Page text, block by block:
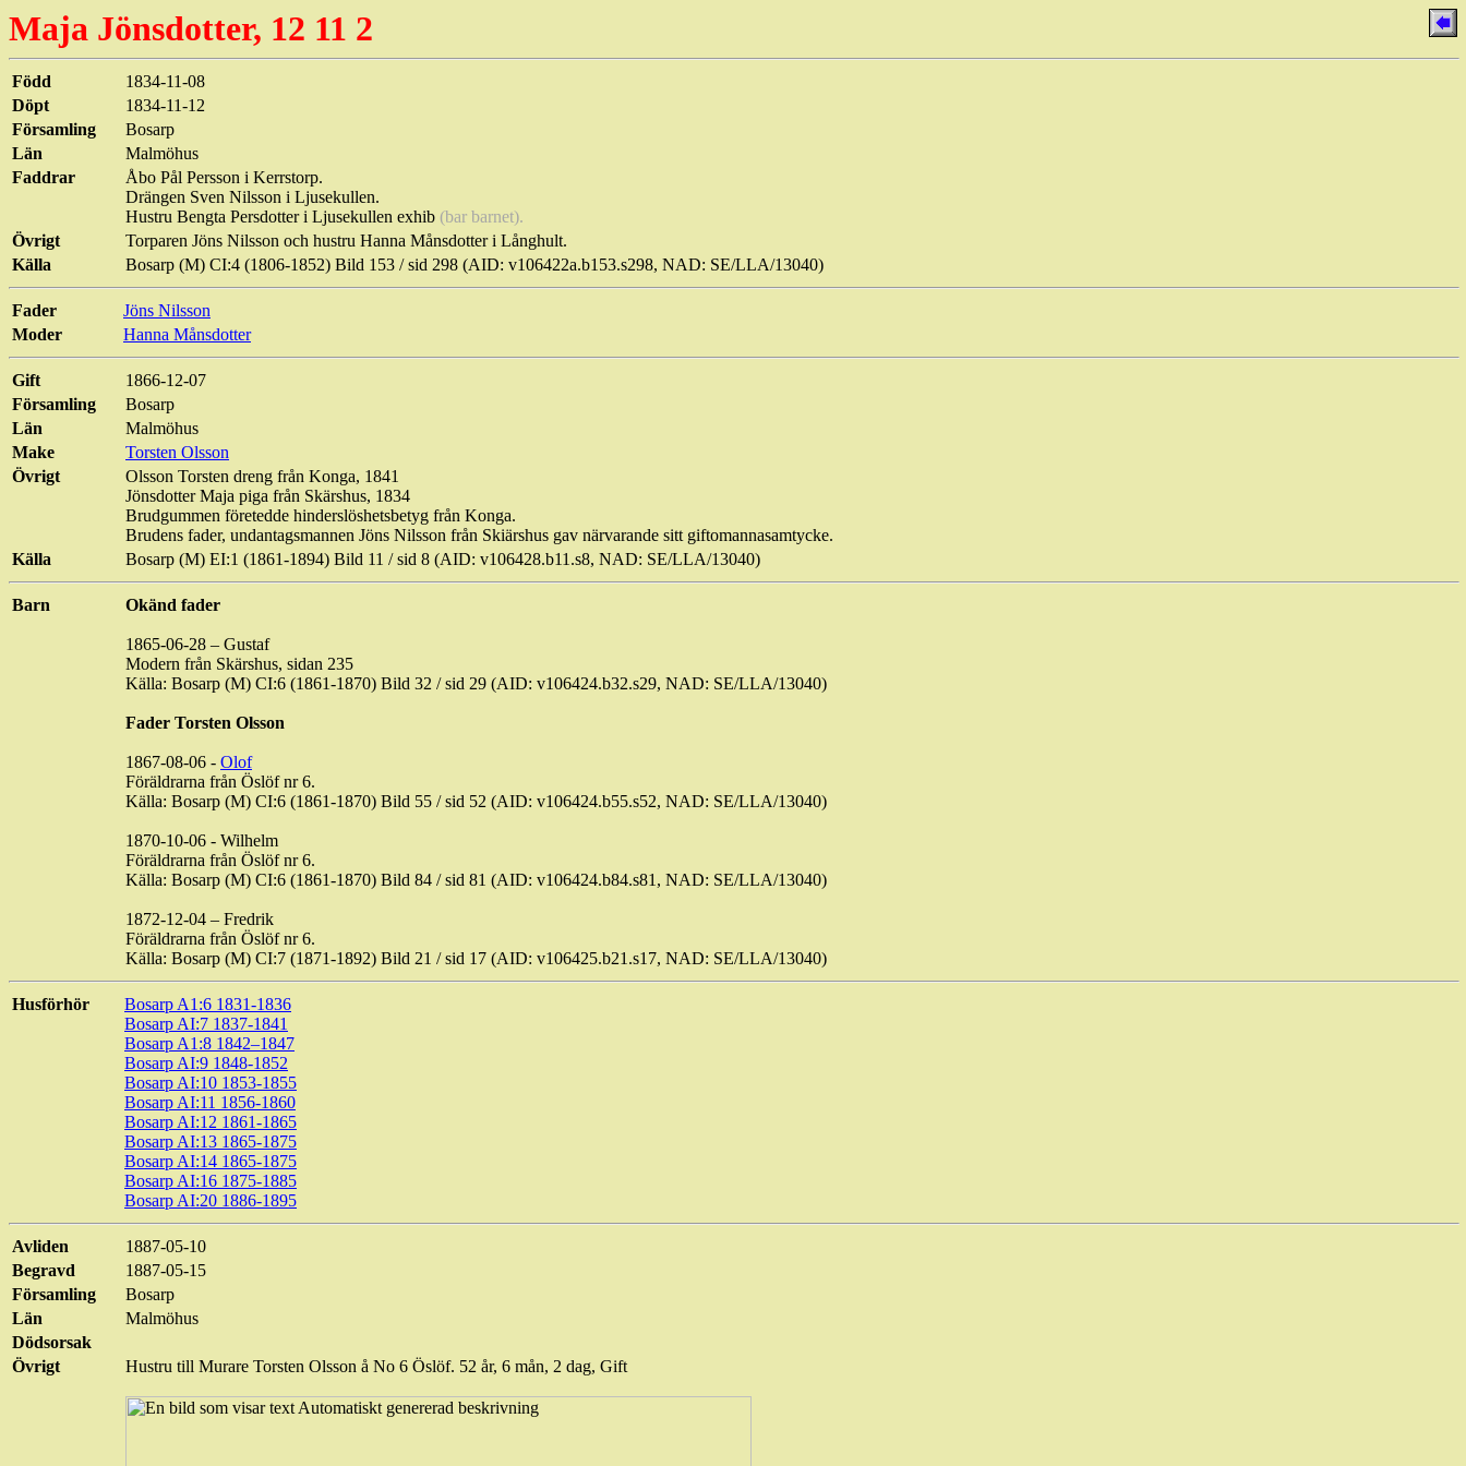
Maja Jönsdotter, 12 11 2
Född
1834-11-08
Döpt
1834-11-12
Församling
Bosarp
Län
Malmöhus
Faddrar
Åbo Pål Persson i Kerrstorp.
Drängen Sven Nilsson i Ljusekullen.
Hustru Bengta Persdotteri Ljusekullen exhib (bar barnet).
Övrigt
Torparen Jöns Nilsson och hustru Hanna Månsdotter i Långhult.
Källa
Bosarp (M) CI:4 (1806-1852) Bild 153 /sid 298 (AID: v106422a.b153.s298, NAD: SE/LLA/13040)
Fader
Jöns Nilsson
Moder
Hanna Månsdotter
Gift
1866-12-07
Församling
Bosarp
Län
Malmöhus
Make
Torsten Olsson
Övrigt
Olsson Torsten dreng från Konga, 1841
Jönsdotter Maja piga från Skärshus, 1834
Brudgummen företedde hinderslöshetsbetyg från Konga.
Brudens fader, undantagsmannen Jöns Nilsson från Skiärshus gav närvarande sitt giftomannasamtycke.
Källa
Bosarp (M) EI:1 (1861-1894) Bild 11 /sid 8 (AID: v106428.b11.s8, NAD: SE/LLA/13040)
Barn Okänd fader
1865-06-28 – Gustaf
Modern från Skärshus, sidan 235
Källa: Bosarp (M) CI:6 (1861-1870) Bild 32 / sid 29 (AID: v106424.b32.s29, NAD: SE/LLA/13040)
Fader Torsten Olsson
1867-08-06 - Olof
Föräldrarna från Öslöfnr 6.
Källa: Bosarp (M) CI:6 (1861-1870) Bild 55 / sid 52 (AID: v106424.b55.s52, NAD: SE/LLA/13040)
1870-10-06 - Wilhelm
Föräldrarna från Öslöfnr 6.
Källa: Bosarp (M) CI:6 (1861-1870) Bild 84 / sid 81 (AID: v106424.b84.s81, NAD: SE/LLA/13040)
1872-12-04 – Fredrik
Föräldrarna från Öslöfnr 6.
Källa: Bosarp (M) CI:7 (1871-1892) Bild 21 / sid 17 (AID: v106425.b21.s17, NAD: SE/LLA/13040)
Husförhör Bosarp A1:6 1831-1836
Bosarp AI:7 1837-1841
Bosarp A1:8 1842–1847
Bosarp AI:9 1848-1852
Bosarp AI:10 1853-1855
Bosarp AI:11 1856-1860
Bosarp AI:12 1861-1865
Bosarp AI:13 1865-1875
Bosarp AI:14 1865-1875
Bosarp AI:16 1875-1885
Bosarp AI:20 1886-1895
Avliden
1887-05-10
Begravd
1887-05-15
Församling
Bosarp
Län
Malmöhus
Dödsorsak
Övrigt
Hustru till Murare Torsten Olsson å No 6 Öslöf. 52 år, 6 mån, 2 dag, Gift